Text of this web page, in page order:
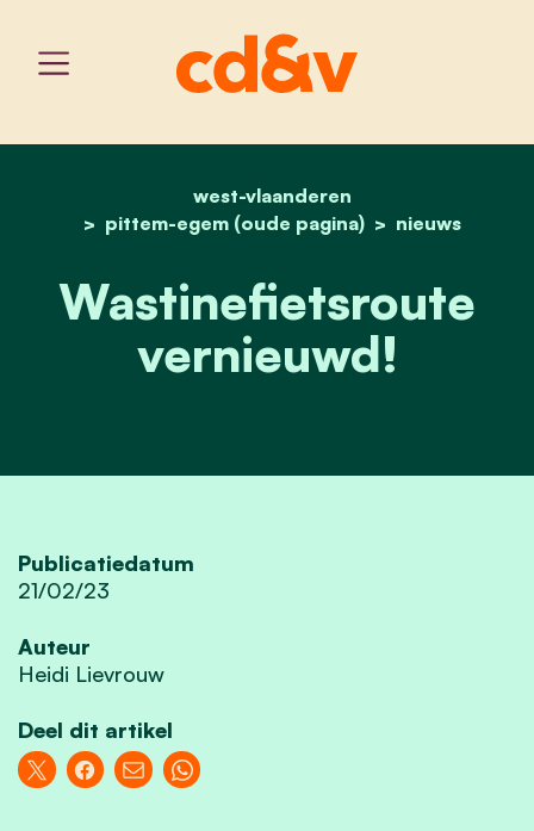
home
west-vlaanderen
pittem-egem (oude pagina)
nieuws
wastinefietsroute
Wastinefietsroute
vernieuwd!
Publicatiedatum
21/02/23
Auteur
Heidi Lievrouw
Deel dit artikel